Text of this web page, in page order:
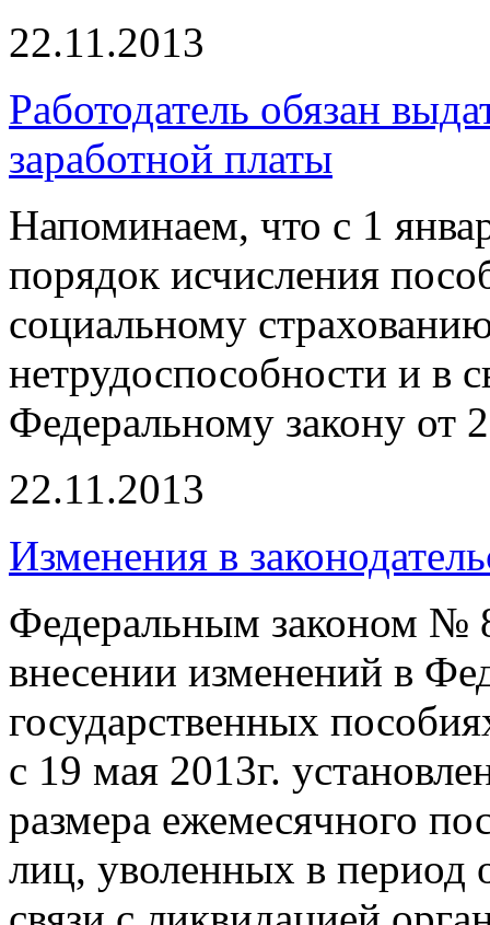
22.11.2013
Работодатель обязан
заработной платы
Напоминаем, что с 1
порядок исчисления
социальному
нетрудоспособности и в
Федеральному закону
22.11.2013
Изменения в
Федеральным законом №
внесении изменений в
государственных
с 19 мая 2013г.
размера ежемесячного
лиц, уволенных в период